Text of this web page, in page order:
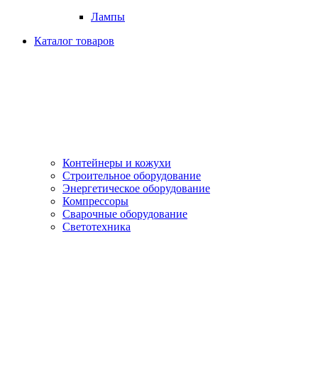
Лампы
Каталог товаров
Контейнеры и кожухи
Строительное оборудование
Энергетическое оборудование
Компрессоры
Сварочные оборудование
Светотехника